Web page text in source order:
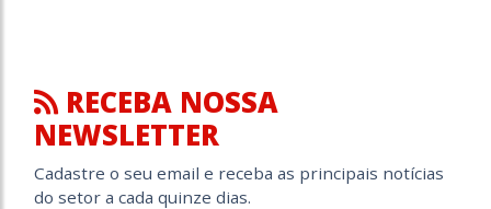
RECEBA NOSSA
NEWSLETTER
Cadastre o seu email e receba as principais notícias
do setor a cada quinze dias.